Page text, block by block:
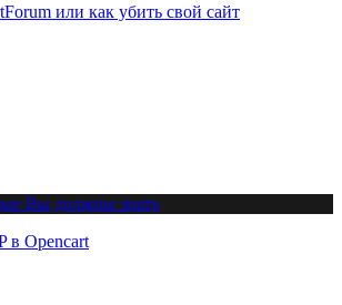
или как убить свой сайт
Вы должны знать
в Opencart